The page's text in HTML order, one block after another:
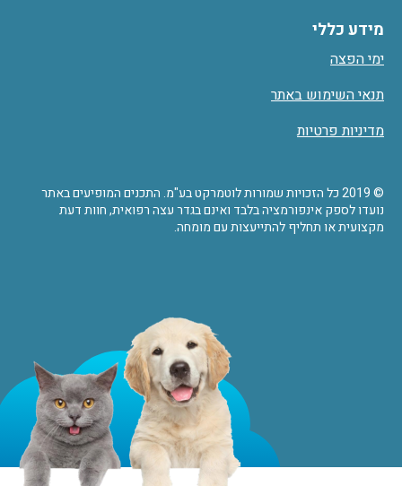
מידע כללי
ימי הפצה
תנאי השימוש באתר
מדיניות פרטיות
© 2019 כל הזכויות שמורות לוטמרקט בע"מ. התכנים המופיעים באתר
נועדו לספק אינפורמציה בלבד ואינם בגדר עצה רפואית, חוות דעת
מקצועית או תחליף להתייעצות עם מומחה.